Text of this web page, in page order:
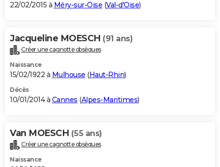
22/02/2015 à Méry-sur-Oise (Val-d'Oise)
Jacqueline MOESCH (91 ans)
Créer une cagnotte obsèques
Naissance
15/02/1922 à Mulhouse (Haut-Rhin)
Décès
10/01/2014 à Cannes (Alpes-Maritimes)
Van MOESCH (55 ans)
Créer une cagnotte obsèques
Naissance